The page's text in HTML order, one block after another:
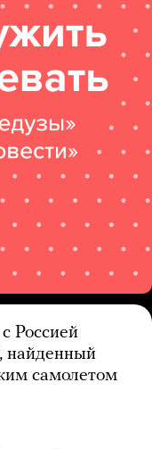
Россией
найденный
самолетом